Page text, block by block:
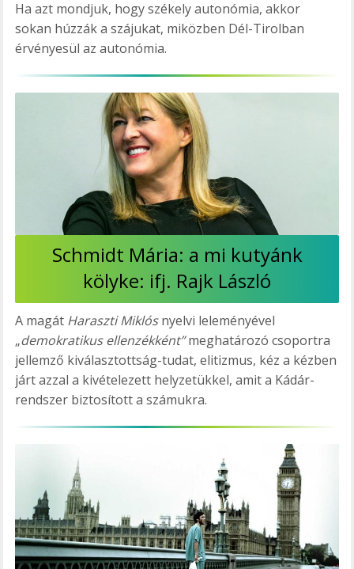
Ha azt mondjuk, hogy székely autonómia, akkor
sokan húzzák a szájukat, miközben Dél-Tirolban
érvényesül az autonómia.
Schmidt Mária: a mi kutyánk
kölyke: ifj. Rajk László
A magát Haraszti Miklósnyelvi leleményével
„demokratikus ellenzékként”meghatározó csoportra
jellemző kiválasztottság-tudat, elitizmus, kéz a kézben
járt azzal a kivételezett helyzetükkel, amit a Kádár-
rendszer biztosított a számukra.